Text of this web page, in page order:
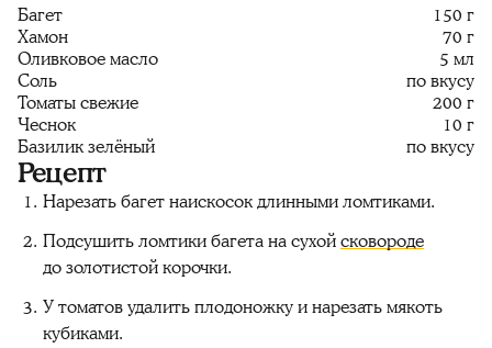
Багет
150 г
Хамон
70 г
Оливковое масло
5 мл
Соль
по вкусу
Томаты свежие
200 г
Чеснок
10 г
Базилик зелёный
по вкусу
Рецепт
Нарезать багет наискосок длинными ломтиками.
Подсушить ломтики багета на сухойсковороде
до золотистой корочки.
У томатов удалить плодоножку и нарезать мякоть
кубиками.